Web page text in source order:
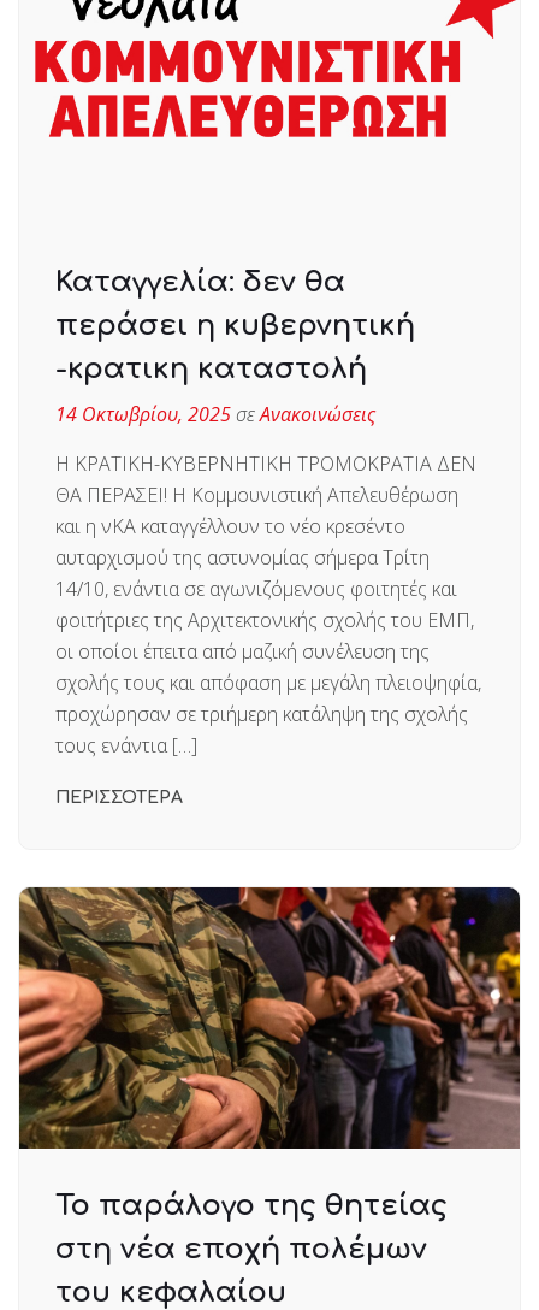
Καταγγελία: δεν θα
περάσει η κυβερνητική
-κρατικη καταστολή
14 Οκτωβρίου, 2025σεΑνακοινώσεις
Η ΚΡΑΤΙΚΗ-ΚΥΒΕΡΝΗΤΙΚΗ ΤΡΟΜΟΚΡΑΤΙΑ ΔΕΝ
ΘΑ ΠΕΡΑΣΕΙ! Η Κομμουνιστική Απελευθέρωση
και η νΚΑ καταγγέλλουν το νέο κρεσέντο
αυταρχισμού της αστυνομίας σήμερα Τρίτη
14/10, ενάντια σε αγωνιζόμενους φοιτητές και
φοιτήτριες της Αρχιτεκτονικής σχολής του ΕΜΠ,
οι οποίοι έπειτα από μαζική συνέλευση της
σχολής τους και απόφαση με μεγάλη πλειοψηφία,
προχώρησαν σε τριήμερη κατάληψη της σχολής
τους ενάντια […]
ΠΕΡΙΣΣΟΤΕΡΑ
Το παράλογο της θητείας
στη νέα εποχή πολέμων
του κεφαλαίου